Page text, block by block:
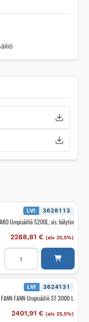
LVI 3628113
Umpisäiliö 5200L, sis. hälytin
2288,81 € (alv 25,5%)
Umpisäiliö
SAKO
Umpisäiliö
5200L,
hälytin
määrä
LVI 3624131
FANN Umpisäiliö ST 3000 L
2401,91 € (alv 25,5%)